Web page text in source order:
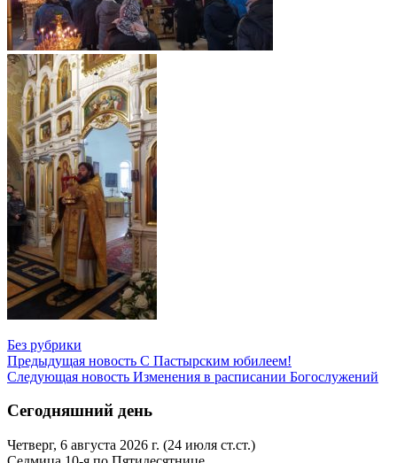
Без рубрики
Предыдущая новость С Пастырским юбилеем!
Следующая новость Изменения в расписании Богослужений
Сегодняшний день
Четверг, 6 августа 2026 г. (24 июля ст.ст.)